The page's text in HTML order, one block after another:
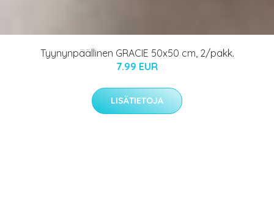
Tyynynpäällinen GRACIE 50x50 cm, 2/pakk.
7.99 EUR
LISÄTIETOJA